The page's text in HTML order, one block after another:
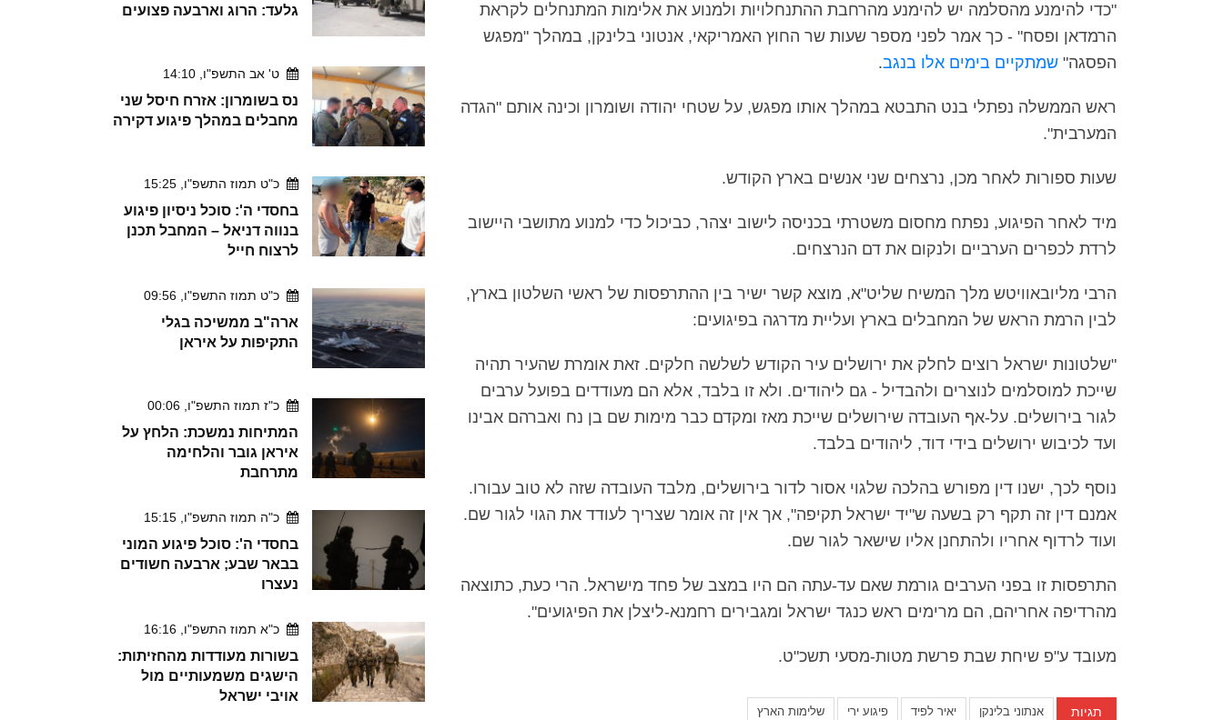
"כדי להימנע מהסלמה יש להימנע מהרחבת ההתנחלויות ולמנוע את אלימות המתנחלים לקראת
הרמדאן ופסח" - כך אמר לפני מספר שעות שר החוץ האמריקאי, אנטוני בלינקן, במהלך "מפגש
הפסגה" שמתקיים בימים אלו בנגב.
ראש הממשלה נפתלי בנט התבטא במהלך אותו מפגש, על שטחי יהודה ושומרון וכינה אותם "הגדה
המערבית".
שעות ספורות לאחר מכן, נרצחים שני אנשים בארץ הקודש.
מיד לאחר הפיגוע, נפתח מחסום משטרתי בכניסה לישוב יצהר, כביכול כדי למנוע מתושבי היישוב
לרדת לכפרים הערביים ולנקום את דם הנרצחים.
הרבי מליובאוויטש מלך המשיח שליט"א, מוצא קשר ישיר בין ההתרפסות של ראשי השלטון בארץ,
לבין הרמת הראש של המחבלים בארץ ועליית מדרגה בפיגועים:
"שלטונות ישראל רוצים לחלק את ירושלים עיר הקודש לשלשה חלקים. זאת אומרת שהעיר תהיה
שייכת למוסלמים לנוצרים ולהבדיל - גם ליהודים. ולא זו בלבד, אלא הם מעודדים בפועל ערבים
לגור בירושלים. על-אף העובדה שירושלים שייכת מאז ומקדם כבר מימות שם בן נח ואברהם אבינו
ועד לכיבוש ירושלים בידי דוד, ליהודים בלבד.
נוסף לכך, ישנו דין מפורש בהלכה שלגוי אסור לדור בירושלים, מלבד העובדה שזה לא טוב עבורו.
אמנם דין זה תקף רק בשעה ש"יד ישראל תקיפה", אך אין זה אומר שצריך לעודד את הגוי לגור שם.
ועוד לרדוף אחריו ולהתחנן אליו שישאר לגור שם.
התרפסות זו בפני הערבים גורמת שאם עד-עתה הם היו במצב של פחד מישראל. הרי כעת, כתוצאה
מהרדיפה אחריהם, הם מרימים ראש כנגד ישראל ומגבירים רחמנא-ליצלן את הפיגועים".
מעובד ע"פ שיחת שבת פרשת מטות-מסעי תשכ"ט.
תגיות אנתוני בלינקן יאיר לפיד פיגוע ירי שלימות הארץ
גלעד: הרוג וארבעה פצועים
ט' אב התשפ"ו, 14:10
נס בשומרון: אזרח חיסל שני
מחבלים במהלך פיגוע דקירה
כ"ט תמוז התשפ"ו, 15:25
בחסדי ה': סוכל ניסיון פיגוע
בנווה דניאל – המחבל תכנן
לרצוח חייל
כ"ט תמוז התשפ"ו, 09:56
ארה"ב ממשיכה בגלי
התקיפות על איראן
כ"ז תמוז התשפ"ו, 00:06
המתיחות נמשכת: הלחץ על
איראן גובר והלחימה
מתרחבת
כ"ה תמוז התשפ"ו, 15:15
בחסדי ה': סוכל פיגוע המוני
בבאר שבע; ארבעה חשודים
נעצרו
כ"א תמוז התשפ"ו, 16:16
בשורות מעודדות מהחזיתות:
הישגים משמעותיים מול
אויבי ישראל